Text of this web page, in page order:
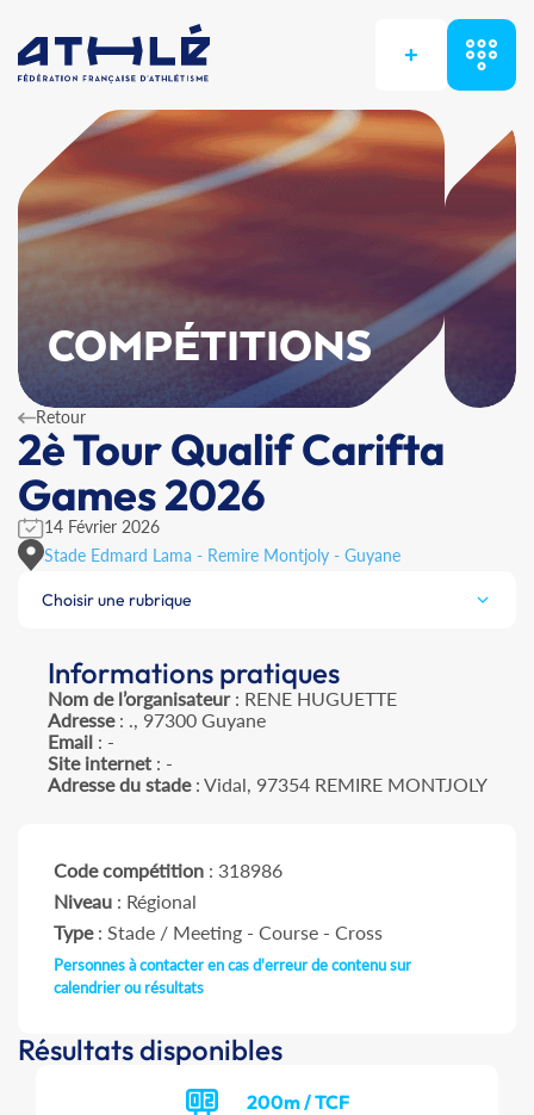
+
COMPÉTITIONS
Retour
2è Tour Qualif Carifta
Games 2026
14 Février 2026
Stade Edmard Lama - Remire Montjoly - Guyane
Choisir une rubrique
Informations pratiques
Nom de l’organisateur: RENE HUGUETTE
Adresse: ., 97300 Guyane
Email: -
Site internet: -
Adresse du stade: Vidal, 97354 REMIRE MONTJOLY
Code compétition : 318986
Niveau : Régional
Type: Stade / Meeting - Course - Cross
Personnes à contacter en cas d'erreur de contenu sur
calendrier ou résultats
Résultats disponibles
200m / TCF